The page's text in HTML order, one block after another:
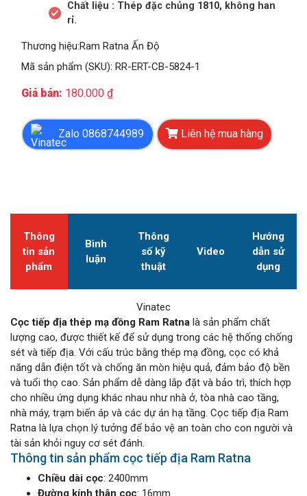
Chất liệu : Thép đặc chủng 1810, không han
rỉ.
Thương hiệu:Ram Ratna Ấn Độ
Mã sản phẩm (SKU): RR-ERT-CB-5824-1
Giá bán: 180.000 ₫
Zalo 0868744989 Liên hệ mua hàng
Thông
tin sản
phẩm
Bình
luận
Thông
số kỹ
thuật
Video
Hướng
dẫn sử
dụng
Vinatec
Cọc tiếp địa thép mạ đồng Ram Ratna là sản phẩm chất
lượng cao, được thiết kế để sử dụng trong các hệ thống chống
sét và tiếp địa. Với cấu trúc bằng thép mạ đồng, cọc có khả
năng dẫn điện tốt và chống ăn mòn hiệu quả, đảm bảo độ bền
và tuổi thọ cao. Sản phẩm dễ dàng lắp đặt và bảo trì, thích hợp
cho nhiều ứng dụng khác nhau như nhà ở, tòa nhà cao tầng,
nhà máy, trạm biến áp và các dự án hạ tầng. Cọc tiếp địa Ram
Ratna là lựa chọn lý tưởng để bảo vệ an toàn cho con người và
tài sản khỏi nguy cơ sét đánh.
Thông tin sản phẩm cọc tiếp địa Ram Ratna
Chiều dài cọc: 2400mm
Đường kính thân cọc: 16mm